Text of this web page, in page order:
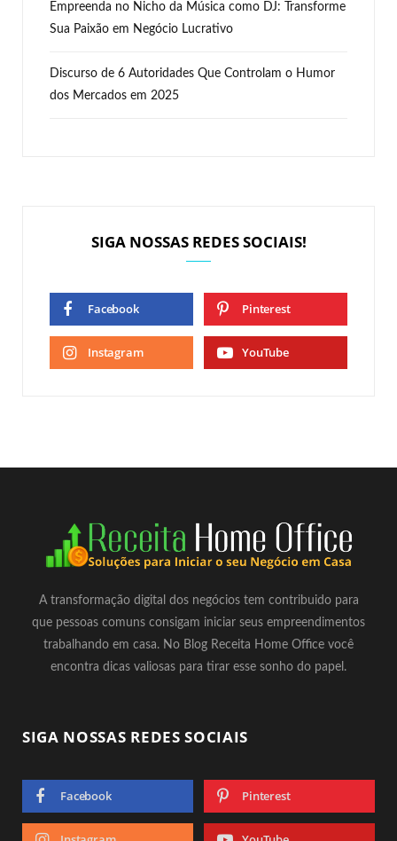
Empreenda no Nicho da Música como DJ: Transforme
Sua Paixão em Negócio Lucrativo
Discurso de 6 Autoridades Que Controlam o Humor
dos Mercados em 2025
SIGA NOSSAS REDES SOCIAIS!
Facebook Pinterest
Instagram YouTube
A transformação digital dos negócios tem contribuido para
que pessoas comuns consigam iniciar seus empreendimentos
trabalhando em casa. No Blog Receita Home Office você
encontra dicas valiosas para tirar esse sonho do papel.
SIGA NOSSAS REDES SOCIAIS
Facebook Pinterest